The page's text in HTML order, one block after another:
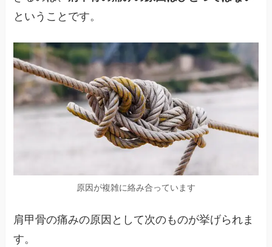
ということです。
原因が複雑に絡み合っています
肩甲骨の痛みの原因として次のものが挙げられま
す。